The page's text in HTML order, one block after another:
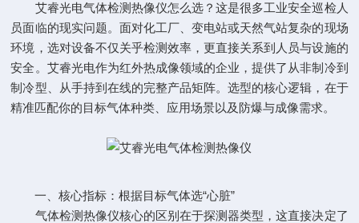
艾睿光电气体检测热像仪怎么选？这是很多工业安全巡检人
员面临的现实问题。面对化工厂、变电站或天然气站复杂的现场
环境，选对设备不仅关乎检测效率，更直接关系到人员与设施的
安全。艾睿光电作为红外热成像领域的企业，提供了从非制冷到
制冷型、从手持到在线的完整产品矩阵。选型的核心逻辑，在于
精准匹配你的目标气体种类、应用场景以及防爆与成像需求。
一、核心指标：根据目标气体选“心脏”
气体检测热像仪核心的区别在于探测器类型，这直接决定了